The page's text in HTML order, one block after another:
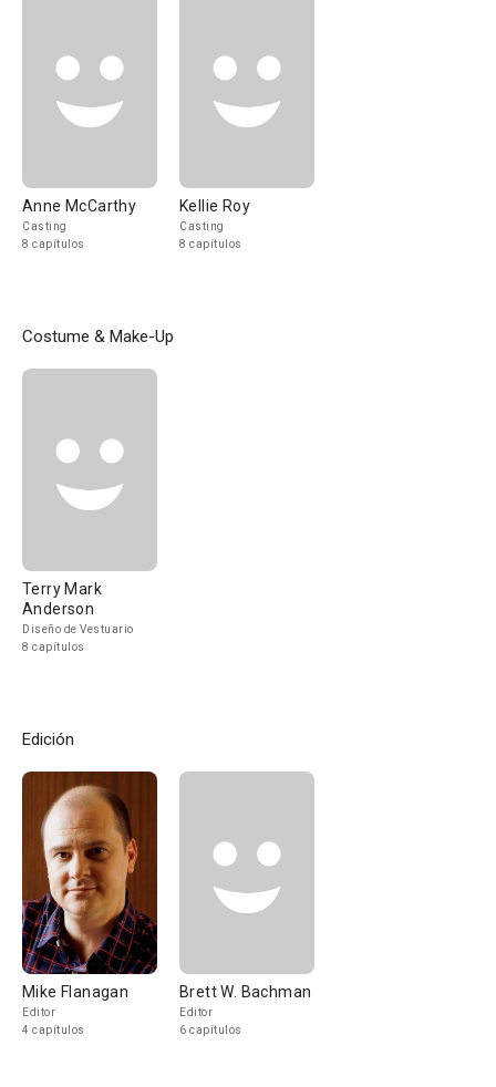
Anne McCarthy
Casting
8 capítulos
Kellie Roy
Casting
8 capítulos
Costume & Make-Up
Terry Mark
Anderson
Diseño de Vestuario
8 capítulos
Edición
Mike Flanagan
Editor
4 capítulos
Brett W. Bachman
Editor
6 capítulos